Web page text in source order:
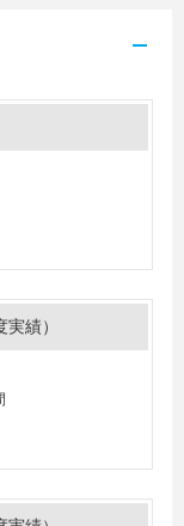
績）